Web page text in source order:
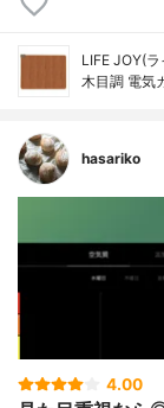
LIFE JOY(
木目調 電気
hasariko
4.00